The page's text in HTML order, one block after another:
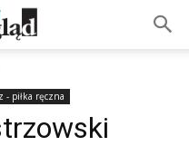
- piłka ręczna